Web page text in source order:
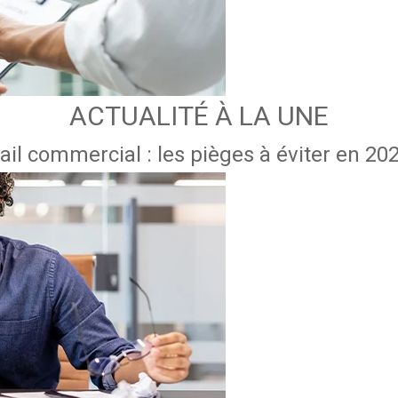
ACTUALITÉ À LA UNE
commercial : les pièges à éviter en